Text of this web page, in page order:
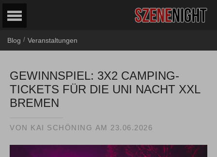
Blog / Veranstaltungen
GEWINNSPIEL: 3X2 CAMPING-
TICKETS FÜR DIE UNI NACHT XXL
BREMEN
VON KAI SCHÖNING AM 23.06.2026